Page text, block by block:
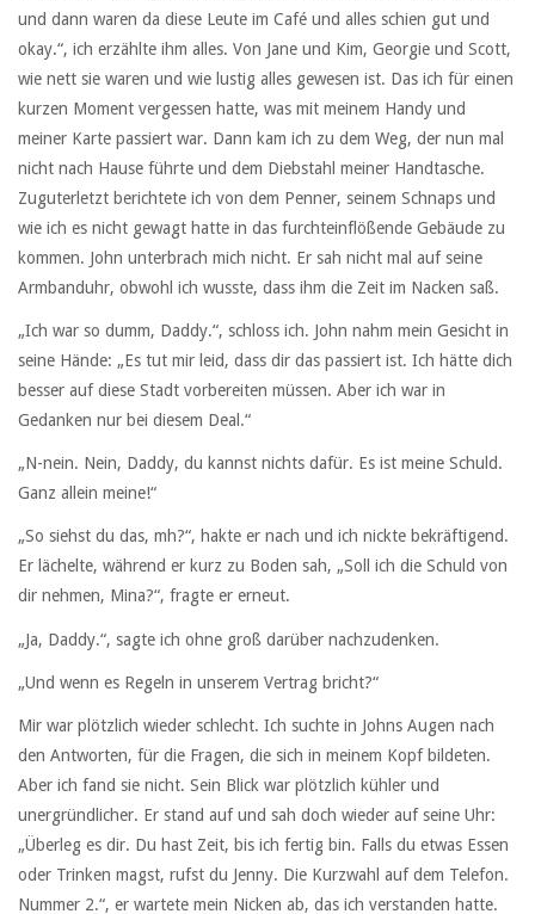
und dann waren da diese Leute im Café und alles schien gut und
okay.“, ich erzählte ihm alles. Von Jane und Kim, Georgie und Scott,
wie nett sie waren und wie lustig alles gewesen ist. Das ich für einen
kurzen Moment vergessen hatte, was mit meinem Handy und
meiner Karte passiert war. Dann kam ich zu dem Weg, der nun mal
nicht nach Hause führte und dem Diebstahl meiner Handtasche.
Zuguterletzt berichtete ich von dem Penner, seinem Schnaps und
wie ich es nicht gewagt hatte in das furchteinflößende Gebäude zu
kommen. John unterbrach mich nicht. Er sah nicht mal auf seine
Armbanduhr, obwohl ich wusste, dass ihm die Zeit im Nacken saß.
„Ich war so dumm, Daddy.“, schloss ich. John nahm mein Gesicht in
seine Hände: „Es tut mir leid, dass dir das passiert ist. Ich hätte dich
besser auf diese Stadt vorbereiten müssen. Aber ich war in
Gedanken nur bei diesem Deal.“
„N-nein. Nein, Daddy, du kannst nichts dafür. Es ist meine Schuld.
Ganz allein meine!“
„So siehst du das, mh?“, hakte er nach und ich nickte bekräftigend.
Er lächelte, während er kurz zu Boden sah, „Soll ich die Schuld von
dir nehmen, Mina?“, fragte er erneut.
„Ja, Daddy.“, sagte ich ohne groß darüber nachzudenken.
„Und wenn es Regeln in unserem Vertrag bricht?“
Mir war plötzlich wieder schlecht. Ich suchte in Johns Augen nach
den Antworten, für die Fragen, die sich in meinem Kopf bildeten.
Aber ich fand sie nicht. Sein Blick war plötzlich kühler und
unergründlicher. Er stand auf und sah doch wieder auf seine Uhr:
„Überleg es dir. Du hast Zeit, bis ich fertig bin. Falls du etwas Essen
oder Trinken magst, rufst du Jenny. Die Kurzwahl auf dem Telefon.
Nummer 2.“, er wartete mein Nicken ab, das ich verstanden hatte.